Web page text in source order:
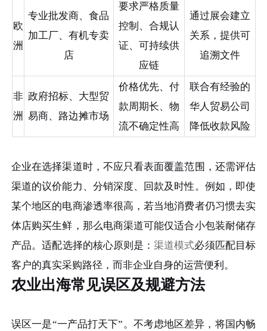
欧
洲
专业批发商、食品
加工厂、有机专卖
店
要求严格质量
控制、合规认
证、可持续供
应链
通过展会建立
关系，提供可
追溯文件
非
洲
政府招标、大型贸
易商、路边摊市场
价格优先、付
款周期长、物
流不确定性高
联合有经验的
华人贸易公司
降低收款风险
企业在选择渠道时，不应只看表面覆盖范围，还需评估
渠道的议价能力、分销深度、回款及时性。例如，即使
某个地区的电商渗透率很高，若当地消费者仍习惯去实
体店购买生鲜，那么电商渠道可能仅适合小包装耐储存
产品。适配选择的核心原则是：渠道模式必须匹配目标
客户的真实采购路径，而非企业自身的运营便利。
农业出海常见误区及规避方法
误区一是“一产品打天下”。不考虑地区差异，将国内畅